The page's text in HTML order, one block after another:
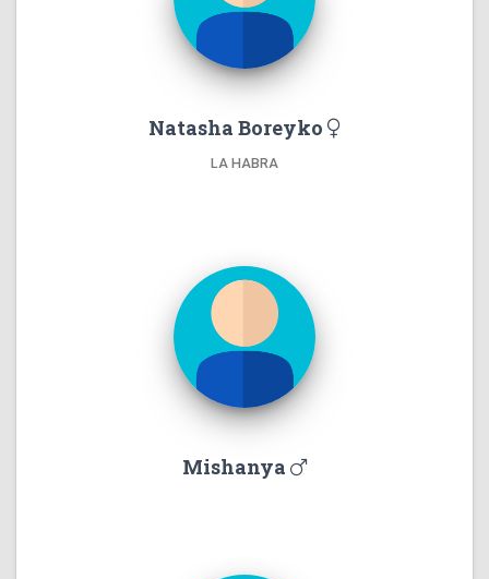
Natasha Boreyko
LA HABRA
Mishanya